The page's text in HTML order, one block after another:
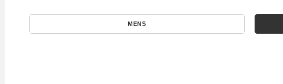
アイテムを探す
LADIES KIDS
価格
MENS